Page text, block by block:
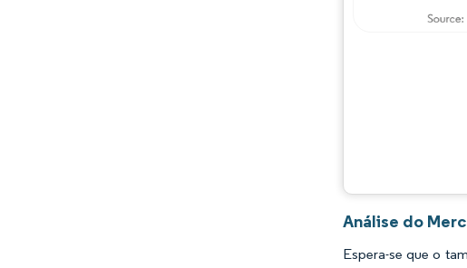
Análise do
Espera-se que o